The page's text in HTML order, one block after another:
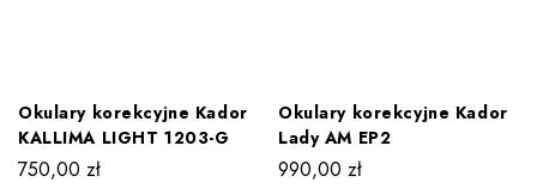
Okulary korekcyjne Kador
KALLIMA LIGHT 1203-G
750,00 zł
Okulary korekcyjne Kador
Lady AM EP2
990,00 zł